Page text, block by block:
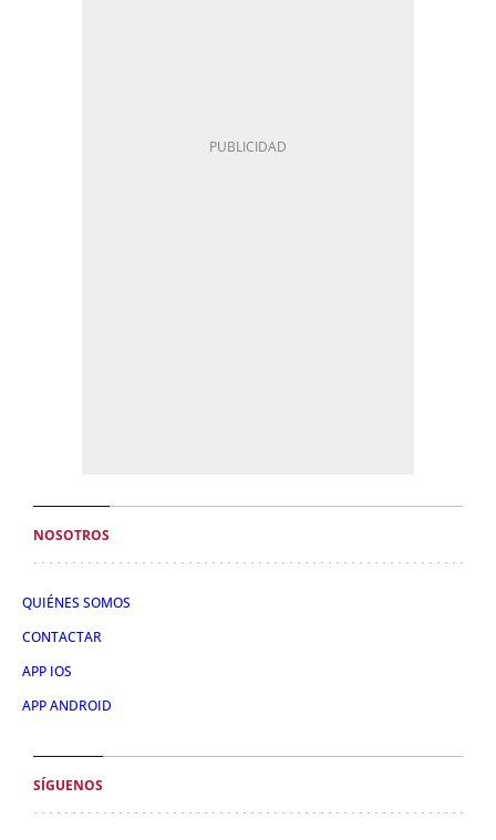
NOSOTROS
QUIÉNES SOMOS
CONTACTAR
APP IOS
APP ANDROID
SÍGUENOS